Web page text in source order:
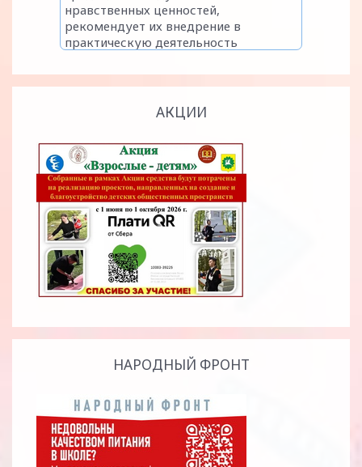
АКЦИИ
НАРОДНЫЙ ФРОНТ